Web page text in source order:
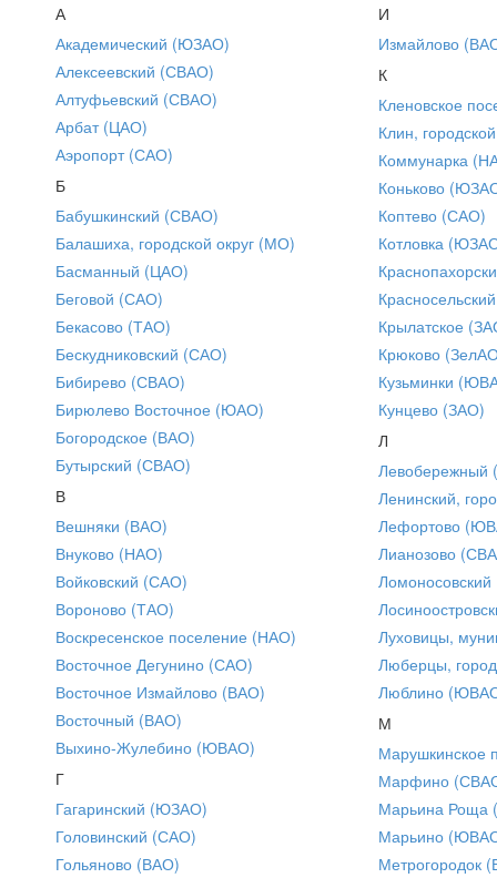
А
Академический (ЮЗАО)
Алексеевский (СВАО)
Алтуфьевский (СВАО)
Арбат (ЦАО)
Аэропорт (САО)
Б
Бабушкинский (СВАО)
Балашиха, городской округ (МО)
Басманный (ЦАО)
Беговой (САО)
Бекасово (ТАО)
Бескудниковский (САО)
Бибирево (СВАО)
Бирюлево Восточное (ЮАО)
Богородское (ВАО)
Бутырский (СВАО)
В
Вешняки (ВАО)
Внуково (НАО)
Войковский (САО)
Вороново (ТАО)
Воскресенское поселение (НАО)
Восточное Дегунино (САО)
Восточное Измайлово (ВАО)
Восточный (ВАО)
Выхино-Жулебино (ЮВАО)
Г
Гагаринский (ЮЗАО)
Головинский (САО)
Гольяново (ВАО)
И
Измайлово
К
Кленовское
Клин,
Коммунарка
Коньково
Коптево (САО)
Котловка
Крылатское
Крюково
Кузьминки
Кунцево (ЗАО)
Л
Ленинский,
Лефортово
Лианозово
Луховицы,
Люберцы,
Люблино
М
Марушкинское
Марфино
Марьина Роща
Марьино
Метрогородок